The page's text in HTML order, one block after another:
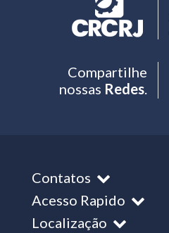
Compartilhe
nossas Redes.
Contatos
Acesso Rapido
Localização